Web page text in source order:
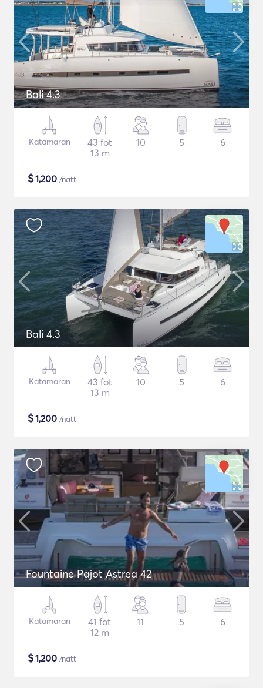
Bali 4.3
Katamaran
43 fot
13 m
10 5 6
$1,200 /natt
Bali 4.3
Katamaran
43 fot
13 m
10 5 6
$1,200 /natt
Fountaine Pajot Astrea 42
Katamaran
41 fot
12 m
11 5 6
$1,200 /natt